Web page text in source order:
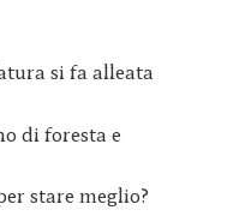
si fa alleata
di foresta e
stare meglio?